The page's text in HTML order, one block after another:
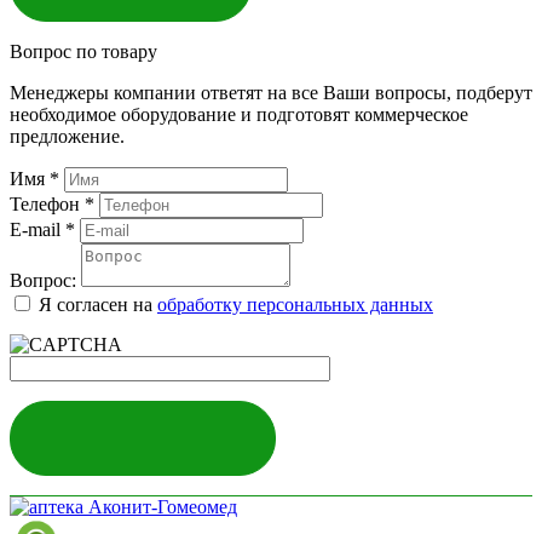
Вопрос по товару
Менеджеры компании ответят на все Ваши вопросы, подберут
необходимое оборудование и подготовят коммерческое
предложение.
Имя *
Телефон *
E-mail *
Вопрос:
Я согласен на обработку персональных данных